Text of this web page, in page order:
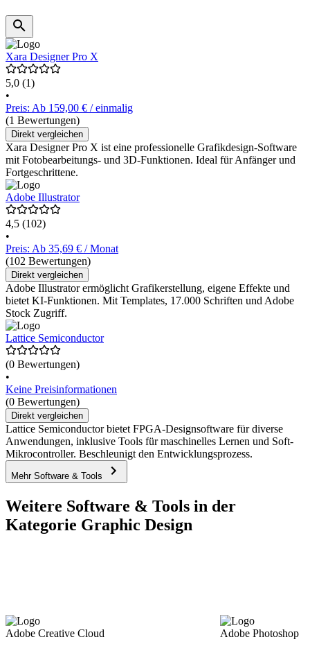
Xara Designer Pro X
5,0 (1)
•
Preis: Ab 159,00 € / einmalig
(1 Bewertungen)
Direkt vergleichen
Xara Designer Pro X ist eine professionelle Grafikdesign-Software
mit Fotobearbeitungs- und 3D-Funktionen. Ideal für Anfänger und
Fortgeschrittene.
Adobe Illustrator
4,5 (102)
•
Preis: Ab 35,69 € / Monat
(102 Bewertungen)
Direkt vergleichen
Adobe Illustrator ermöglicht Grafikerstellung, eigene Effekte und
bietet KI-Funktionen. Mit Templates, 17.000 Schriften und Adobe
Stock Zugriff.
Lattice Semiconductor
(0 Bewertungen)
•
Keine Preisinformationen
(0 Bewertungen)
Direkt vergleichen
Lattice Semiconductor bietet FPGA-Designsoftware für diverse
Anwendungen, inklusive Tools für maschinelles Lernen und Soft-
Mikrocontroller. Beschleunigt den Entwicklungsprozess.
Mehr Software & Tools
Weitere Software & Tools in der
Kategorie Graphic Design
Adobe Creative Cloud Adobe Photoshop